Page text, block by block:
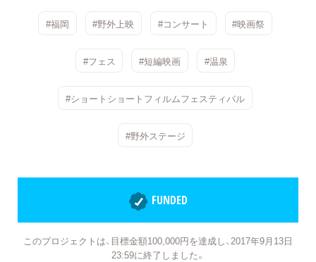
#福岡 #野外上映 #コンサート #映画祭
#フェス #短編映画 #温泉
#ショートショートフィルムフェスティバル
#野外ステージ
FUNDED
このプロジェクトは、目標金額100,000円を達成し、2017年9月13日
23:59に終了しました。